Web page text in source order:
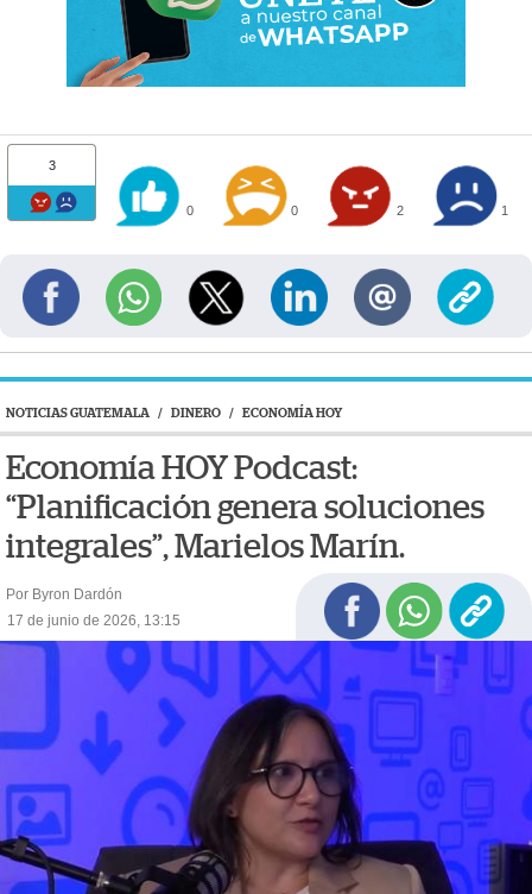
3
0 0 2 1
NOTICIAS GUATEMALA / DINERO / ECONOMÍA HOY
Economía HOY Podcast:
“Planificación genera soluciones
integrales”, Marielos Marín.
Por Byron Dardón
17 de junio de 2026, 13:15